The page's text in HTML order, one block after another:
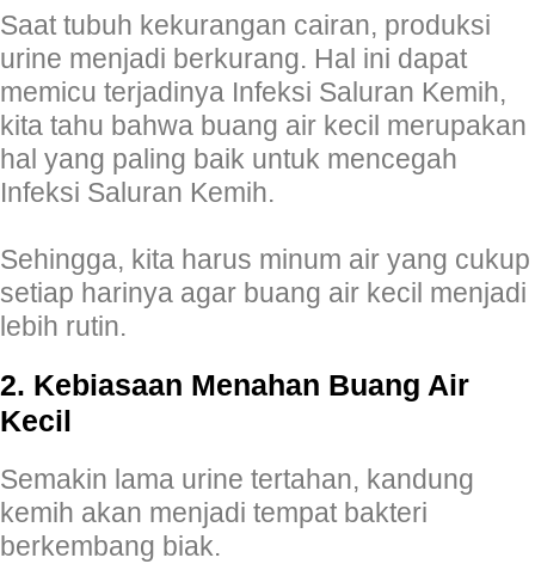
Saat tubuh kekurangan cairan, produksi
urine menjadi berkurang. Hal ini dapat
memicu terjadinya Infeksi Saluran Kemih,
kita tahu bahwa buang air kecil merupakan
hal yang paling baik untuk mencegah
Infeksi Saluran Kemih.
Sehingga, kita harus minum air yang cukup
setiap harinya agar buang air kecil menjadi
lebih rutin.
2. Kebiasaan Menahan Buang Air
Kecil
Semakin lama urine tertahan, kandung
kemih akan menjadi tempat bakteri
berkembang biak.